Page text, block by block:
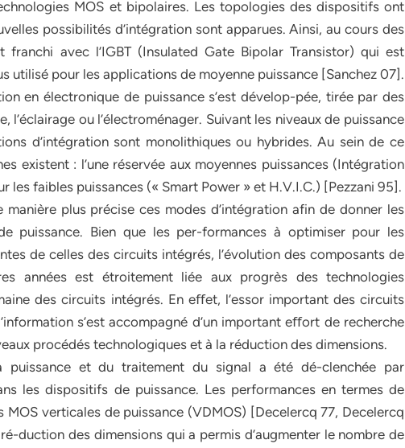
MOS et bipolaires. Les topologies des dispositifs ont
possibilités d’intégration sont apparues. Ainsi, au cours des
avec l’IGBT (Insulated Gate Bipolar Transistor) qui est
utilisé pour les applications de moyenne puissance [Sanchez 07].
en électronique de puissance s’est dévelop-pée, tirée par des
l’éclairage ou l’électroménager. Suivant les niveaux de puissance
d’intégration sont monolithiques ou hybrides. Au sein de ce
existent : l’une réservée aux moyennes puissances (Intégration
les faibles puissances (« Smart Power » et H.V.I.C.) [Pezzani 95].
plus précise ces modes d’intégration afin de donner les
puissance. Bien que les per-formances à optimiser pour les
de celles des circuits intégrés, l’évolution des composants de
années est étroitement liée aux progrès des technologies
des circuits intégrés. En eﬀet, l’essor important des circuits
s’est accompagné d’un important eﬀort de recherche
procédés technologiques et à la réduction des dimensions.
puissance et du traitement du signal a été dé-clenchée par
les dispositifs de puissance. Les performances en termes de
MOS verticales de puissance (VDMOS) [Decelercq 77, Decelercq
duction des dimensions qui a permis d’augmenter le nombre de